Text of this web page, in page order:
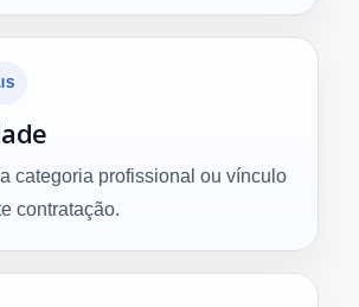
categoria profissional ou vínculo
contratação.